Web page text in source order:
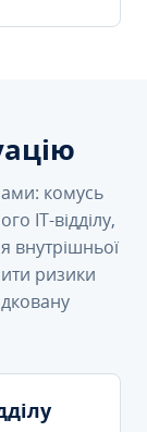
комусь
IT-відділу,
внутрішньої
ризики